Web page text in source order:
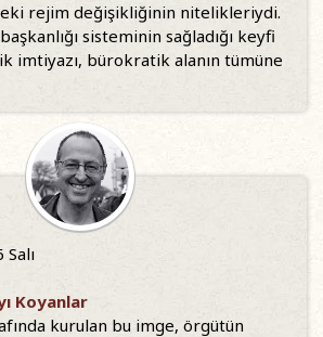
rejim değişikliğinin nitelikleriydi.
sisteminin sağladığı keyfi
imtiyazı, bürokratik alanın tümüne
Koyanlar
kurulan bu imge, örgütün